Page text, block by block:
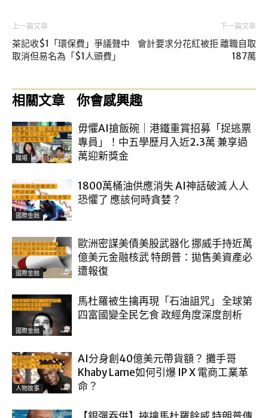
上一篇文章
茶記收$1「環保費」爭議聲中
取消但易名為「$1人頭費」
下一篇文章
會計要求分花紅被拒 離職自取
187萬
相關文章 你會感興趣
職場
毋懼AI搶飯碗｜港鐵重賞招募「捉逃票
專員」！中五學歷月入近2.3萬 兼享過
萬迎新獎金
國際金融
1800萬桶油供應消失 AI神話破滅 人人
恐懼了 應該何時貪婪？
國際金融
歐洲密謀美債美股武器化 挪威手持近萬
億美元金融核武 特朗普：拋售美資產必
遭報復
國際金融
馬杜羅被生擒再現「石油詛咒」 全球第
四富國變全民乞食 政經角度深度剖析
人物故事
AI分身創40億美元帶貨額？ 攤手哥
Khaby Lame如何引爆 IP X 電商工業革
命？